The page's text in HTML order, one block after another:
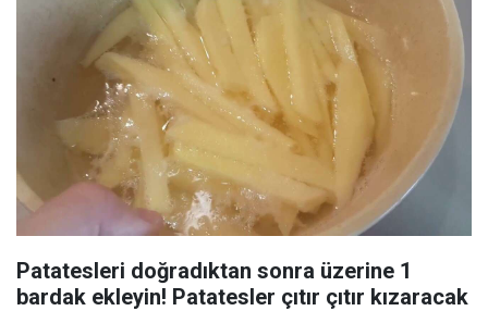
Patatesleri doğradıktan sonra üzerine 1
bardak ekleyin! Patatesler çıtır çıtır kızaracak